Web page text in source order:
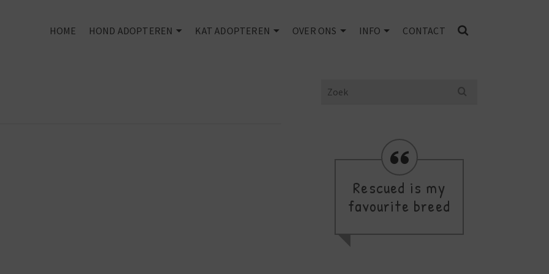
HOME HOND ADOPTEREN KAT ADOPTEREN OVER ONS INFO CONTACT
Search
Rescued is my
favourite breed